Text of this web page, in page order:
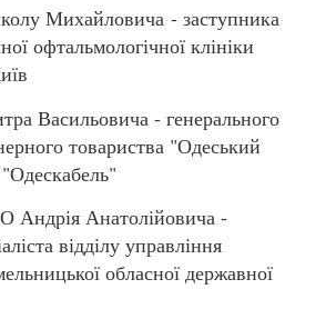
Михайловича - заступника
офтальмологічної клініки
Васильовича - генерального
товариства "Одеський
Анатолійовича -
відділу управління
обласної державної